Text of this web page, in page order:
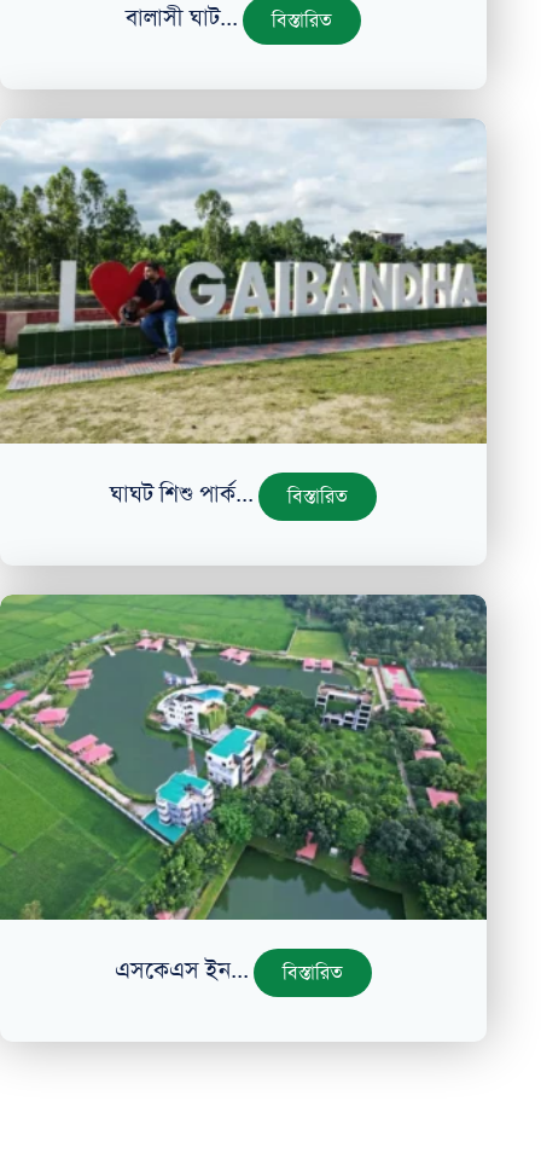
বালাসী ঘাট... বিস্তারিত
ঘাঘট শিশু পার্ক... বিস্তারিত
এসকেএস ইন... বিস্তারিত